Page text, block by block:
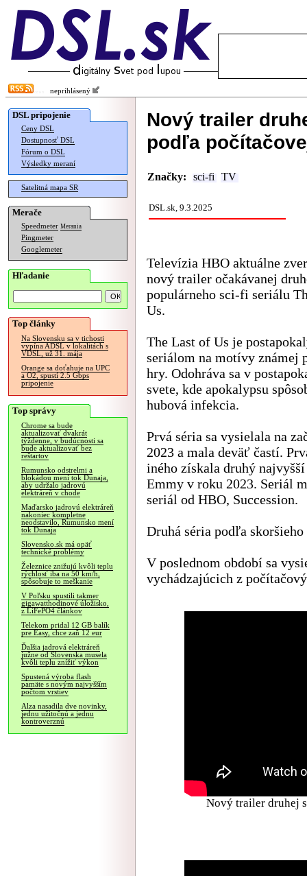
neprihlásený
DSL pripojenie
Ceny DSL
Dostupnosť DSL
Fórum o DSL
Výsledky meraní
Satelitná mapa SR
Merače
Speedmeter Merania
Pingmeter
Googlemeter
Hľadanie
Top články
Na Slovensku sa v tichosti
vypína ADSL v lokalitách s
VDSL, už 31. mája
Orange sa doťahuje na UPC
a O2, spustí 2.5 Gbps
pripojenie
Top správy
Chrome sa bude
aktualizovať dvakrát
týždenne, v budúcnosti sa
bude aktualizovať bez
reštartov
Rumunsko odstrelmi a
blokádou mení tok Dunaja,
aby udržalo jadrovú
elektráreň v chode
Maďarsko jadrovú elektráreň
nakoniec kompletne
neodstavilo, Rumunsko mení
tok Dunaja
Slovensko.sk má opäť
technické problémy
Železnice znižujú kvôli teplu
rýchlosť iba na 50 km/h,
spôsobuje to meškanie
V Poľsku spustili takmer
gigawatthodinové úložisko,
z LiFePO4 článkov
Telekom pridal 12 GB balík
pre Easy, chce zaň 12 eur
Ďalšia jadrová elektráreň
južne od Slovenska musela
kvôli teplu znížiť výkon
Spustená výroba flash
pamäte s novým najvyšším
počtom vrstiev
Alza nasadila dve novinky,
jednu užitočnú a jednu
kontroverznú
Nový trailer
podľa
Značky: sci-fi TV
DSL.sk, 9.3.2025
Televízia HBO aktuálne
nový trailer očakávanej
populárneho sci-fi seriálu
Us.
The Last of Us je
seriálom na motívy známej
hry. Odohráva sa v
svete, kde apokalypsu
hubová infekcia.
Prvá séria sa vysielala na
2023 a mala deväť častí.
iného získala druhý
Emmy v roku 2023. Seriál
seriál od HBO, Succession.
Druhá séria podľa
V poslednom období sa
vychádzajúcich z
Nový trailer druhej